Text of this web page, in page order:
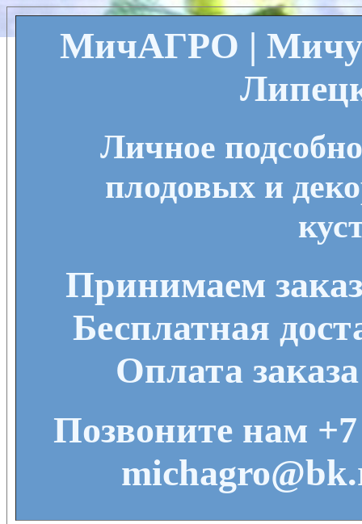
МичАГРО |
Личное
плодовых и
Принимаем
Бесплатная
Оплата
Позвоните нам